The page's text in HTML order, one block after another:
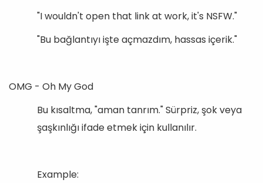
"I wouldn't open that link at work, it's NSFW."
"Bu bağlantıyı işte açmazdım, hassas içerik."
OMG - Oh My God
Bu kısaltma, "aman tanrım." Sürpriz, şok veya
şaşkınlığı ifade etmek için kullanılır.
Example: